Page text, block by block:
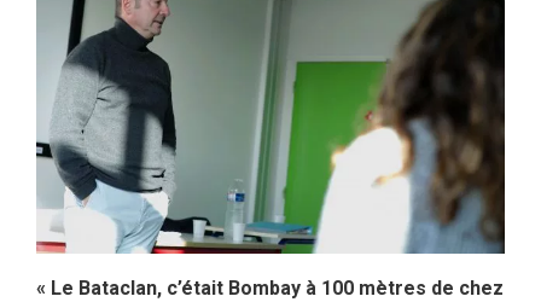
« Le Bataclan, c’était Bombay à 100 mètres de chez